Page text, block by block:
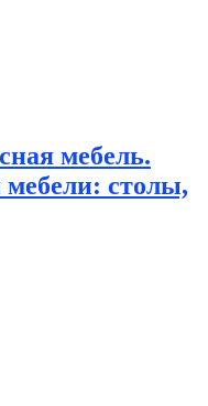
мебель.
столы,